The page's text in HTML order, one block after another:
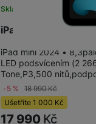
iPad mini Wi-Fi +
Skladem
iPad mini 2024 •
LED podsvícením (2
Tone,P3,500
-5 % 18 990Kč
Ušetříte 1 000 Kč
17 990 Kč